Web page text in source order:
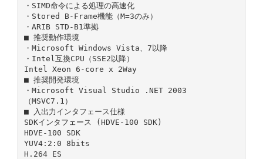
・SIMD命令による処理の高速化
・Stored B-Frame機能（M=3のみ）
・ARIB STD-B1準拠
■ 推奨動作環境
・Microsoft Windows Vista、7以降
・Intel互換CPU（SSE2以降）
Intel Xeon 6-core x 2Way
■ 推奨開発環境
・Microsoft Visual Studio .NET 2003
（MSVC7.1）
■ 入出力インタフェース仕様
SDKインタフェース (HDVE-100 SDK)
HDVE-100 SDK
YUV4:2:0 8bits
H.264 ES